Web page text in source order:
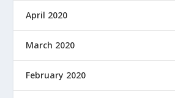
April 2020
March 2020
February 2020